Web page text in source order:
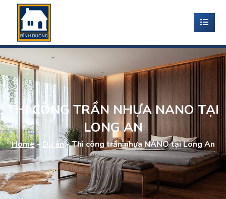
THI CÔNG TRẦN NHỰA NANO TẠI
LONG AN
Home- Dự án-Thi công trần nhựa NANO tại Long An